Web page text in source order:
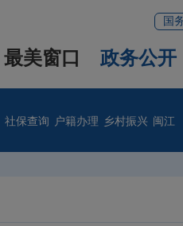
国
最美窗口 政务公开
社保查询 户籍办理 乡村振兴 闽江